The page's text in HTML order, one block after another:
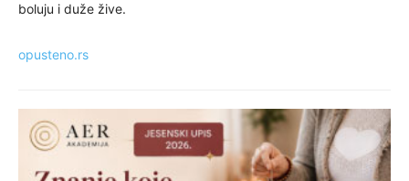
boluju i duže žive.
opusteno.rs